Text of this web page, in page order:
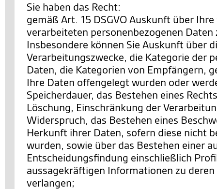
Sie haben das Recht:
gemäß Art. 15 DSGVO Auskunft über
verarbeiteten personenbezogenen Daten
Insbesondere können Sie Auskunft über
Verarbeitungszwecke, die Kategorie der
Daten, die Kategorien von Empfängern,
Ihre Daten offengelegt wurden oder
Speicherdauer, das Bestehen eines
Löschung, Einschränkung der
Widerspruch, das Bestehen eines
Herkunft ihrer Daten, sofern diese nicht
wurden, sowie über das Bestehen einer
Entscheidungsfindung einschließlich
aussagekräftigen Informationen zu
verlangen;